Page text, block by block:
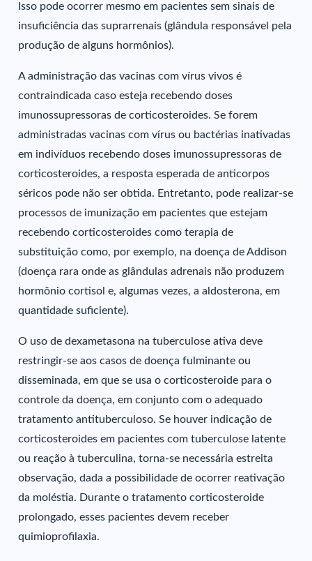
Isso pode ocorrer mesmo em pacientes sem sinais de
insuficiência das suprarrenais (glândula responsável pela
produção de alguns hormônios).
A administração das vacinas com vírus vivos é
contraindicada caso esteja recebendo doses
imunossupressoras de corticosteroides. Se forem
administradas vacinas com vírus ou bactérias inativadas
em indivíduos recebendo doses imunossupressoras de
corticosteroides, a resposta esperada de anticorpos
séricos pode não ser obtida. Entretanto, pode realizar-se
processos de imunização em pacientes que estejam
recebendo corticosteroides como terapia de
substituição como, por exemplo, na doença de Addison
(doença rara onde as glândulas adrenais não produzem
hormônio cortisol e, algumas vezes, a aldosterona, em
quantidade suficiente).
O uso de dexametasona na tuberculose ativa deve
restringir-se aos casos de doença fulminante ou
disseminada, em que se usa o corticosteroide para o
controle da doença, em conjunto com o adequado
tratamento antituberculoso. Se houver indicação de
corticosteroides em pacientes com tuberculose latente
ou reação à tuberculina, torna-se necessária estreita
observação, dada a possibilidade de ocorrer reativação
da moléstia. Durante o tratamento corticosteroide
prolongado, esses pacientes devem receber
quimioprofilaxia.